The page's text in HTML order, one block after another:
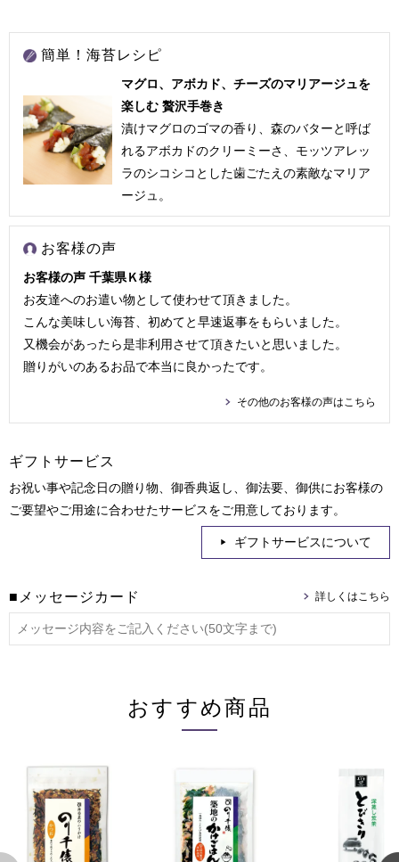
簡単！海苔レシピ
マグロ、アボカド、チーズのマリアージュを
楽しむ 贅沢手巻き
漬けマグロのゴマの香り、森のバターと呼ば
れるアボカドのクリーミーさ、モッツアレッ
ラのシコシコとした歯ごたえの素敵なマリア
ージュ。
お客様の声
お客様の声 千葉県Ｋ様
お友達へのお遣い物として使わせて頂きました。
こんな美味しい海苔、初めてと早速返事をもらいました。
又機会があったら是非利用させて頂きたいと思いました。
贈りがいのあるお品で本当に良かったです。
その他のお客様の声はこちら
ギフトサービス
お祝い事や記念日の贈り物、御香典返し、御法要、御供にお客様の
ご要望やご用途に合わせたサービスをご用意しております。
ギフトサービスについて
■メッセージカード
おすすめ商品